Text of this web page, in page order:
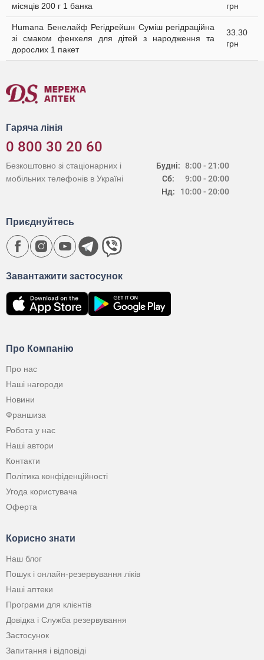
місяців 200 г 1 банка
грн
Humana Бенелайф Регідрейшн Суміш регідраційна
зі смаком фенхеля для дітей з народження та
дорослих 1 пакет
33.30
грн
Гаряча лінія
0 800 30 20 60
Будні:
Сб:
Нд:
8:00 - 21:00
9:00 - 20:00
10:00 - 20:00
Безкоштовно зі стаціонарних і
мобільних телефонів в Україні
Про Компанію
Про нас
Наші нагороди
Новини
Франшиза
Робота у нас
Наші автори
Контакти
Політика конфіденційності
Угода користувача
Оферта
Корисно знати
Наш блог
Пошук і онлайн-резервування ліків
Наші аптеки
Програми для клієнтів
Довідка і Служба резервування
Застосунок
Запитання і відповіді
Завантажити застосунок
Приєднуйтесь